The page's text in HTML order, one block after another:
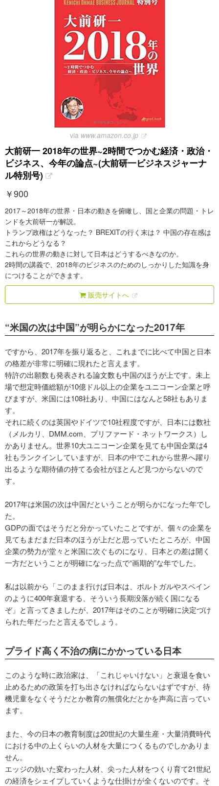
via www.amazon.co.jp
大前研一 2018年の世界~2時間でつかむ経済・政治・
ビジネス、今年の論点~(大前研一ビジネスジャーナ
ル特別号)
￥900
2017～2018年の世界・日本の動きを俯瞰し、国と企業の問題・トレ
ンドを大前研一が解説。
トランプ政権はどうなった？ BREXITの行く末は？ 中国の存在感は
これからどうなる？
これらの世界の動きに対して日本はどうするべきなのか。
2時間の講義で、2018年のビジネスのためのしっかりした知識を身
につけることができます。
販売サイトへ
“米国の次は中国”が明らかになった2017年
ですから、2017年を振り返ると、これまでに比べて中国と日本
の格差が非常に明確に現れたと言えます。
特許の出願数も発表される論文数も中国のほうが上です。未上
場で想定時価総額が10億ドル以上の企業をユニコーン企業と呼
びますが、米国には108社あり、中国にはなんと58社もありま
す。
それに続くのは英国やドイツで10社程度ですが、日本には数社
（メルカリ、DMM.com、プリファード・ネットワークス）し
かありません。世界10大ユニコーン企業を見ても中国企業は4
社もランクインしていますが、日本の中でこれから世界へ躍り
出るような期待値の持てる会社がほとんど見つからないので
す。
2017年は米国の次は中国だということが明らかになった年でし
た。
GDPの面ではそうだと分かっていたことですが、個々の企業を
見てもまだまだ日本のほうが上だと思っていたところが、中国
企業の勢力が堂々と米国に次ぐものになり、日本との差は開く
一方だということが明確になった点で“画期的”な年でした。
私は以前から「このまま行けば日本は、ポルトガルやスペイン
のように400年衰退する、そういう長期没落が続く国になる
ぞ」と言ってきましたが、2017年はそのことが明確に決定づけ
られた年だったと言えるでしょう。
プライド高く不治の病にかかっている日本
このような時に政治家は、「これじゃいけない」と衰退を食い
止めるための政策を打ち出さなければならないはずですが、待
機児童をなくそうだとか教育の無償化だとかを声高に言ってい
ます。
また、今の日本の教育制度は20世紀の大量生産・大量消費時代
における中の上くらいの人材を大量につくるものでしかありま
せん。
エッジの効いた変わった人材、尖った人材をつくり育て21世紀
の経済をシェイプしていくような仕掛けが全くないのです。そ